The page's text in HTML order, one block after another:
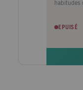
habitudes
faire
EPUISÉ